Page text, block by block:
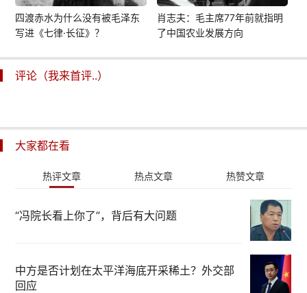
四渡赤水为什么没有被毛泽东
写进《七律·长征》？
肖志夫：毛主席77年前就指明
了中国农业发展方向
评论（我来首评..）
大家都在看
热评文章 热点文章 热赞文章
“冯院长看上你了”，背后有大问题
中方是否计划在太平洋海底开采稀土？外交部
回应